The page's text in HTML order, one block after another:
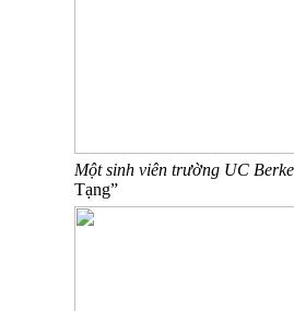
Một sinh viên trường UC
Tạng”